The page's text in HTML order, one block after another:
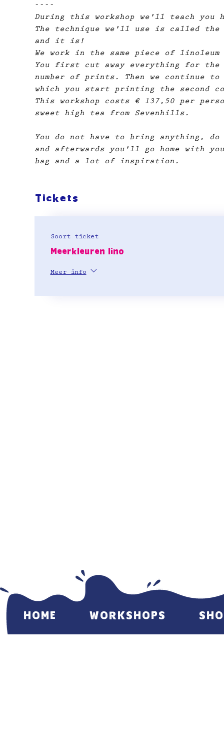
----
During this workshop we'll teach you
The technique we'll use is called
and it is!
We work in the same piece of
You first cut away everything for
number of prints. Then we continue
which you start printing the second
This workshop costs € 137,50 per
sweet high tea from Sevenhills.
You do not have to bring anything,
and afterwards you'll go home with
bag and a lot of inspiration.
Tickets
Soort ticket
Meerkleuren lino
Meer info
HOME WORKSHOPS